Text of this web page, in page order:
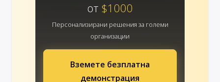
от $1000
Персонализирани решения за големи
организации
Вземете безплатна
демонстрация